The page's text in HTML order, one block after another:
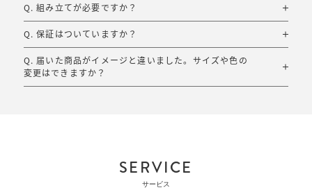
Q. 組み立てが必要ですか？
Q. 保証はついていますか？
Q. 届いた商品がイメージと違いました。サイズや色の
変更はできますか？
SERVICE
サービス